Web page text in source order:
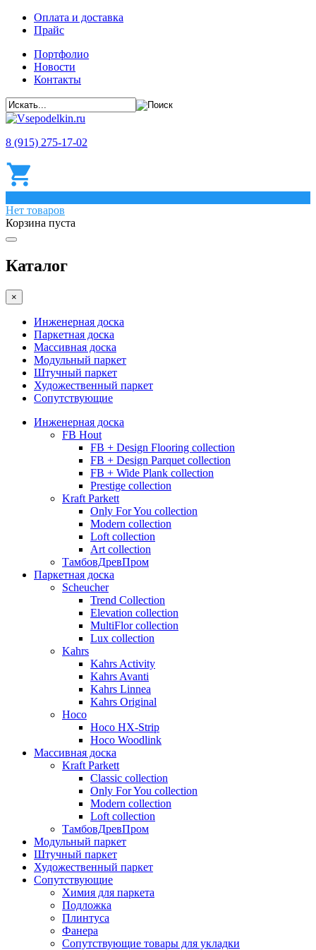
Оплата и доставка
Прайс
Портфолио
Новости
Контакты
8 (915) 275-17-02
Нет товаров
Корзина пуста
Каталог
×
Инженерная доска
Паркетная доска
Массивная доска
Модульный паркет
Штучный паркет
Художественный паркет
Сопутствующие
Инженерная доска
FB Hout
FB + Design Flooring collection
FB + Design Parquet collection
FB + Wide Plank collection
Prestige collection
Kraft Parkett
Only For You collection
Modern collection
Loft collection
Art collection
ТамбовДревПром
Паркетная доска
Scheucher
Trend Collection
Elevation collection
MultiFlor collection
Lux collection
Kahrs
Kahrs Activity
Kahrs Avanti
Kahrs Linnea
Kahrs Original
Hoco
Hoco HX-Strip
Hoco Woodlink
Массивная доска
Kraft Parkett
Classic collection
Only For You collection
Modern collection
Loft collection
ТамбовДревПром
Модульный паркет
Штучный паркет
Художественный паркет
Сопутствующие
Химия для паркета
Подложка
Плинтуса
Фанера
Сопутствующие товары для укладки